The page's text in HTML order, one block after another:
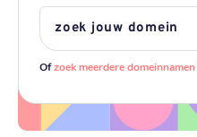
Ofzoek meerdere domeinnamen